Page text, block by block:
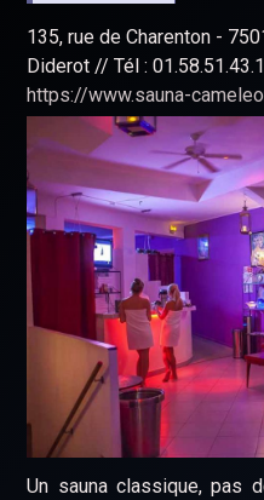
135, rue de Charenton -
Diderot // Tél :
https://www.sauna-
Un sauna classique, pas